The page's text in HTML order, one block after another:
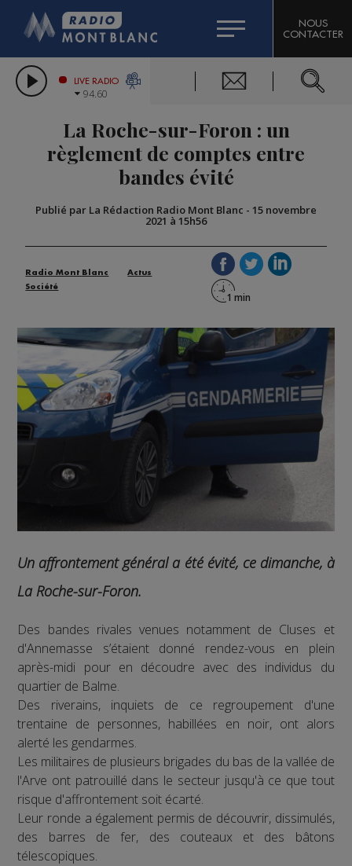
LES CHRONIQUES DE L'EXPERT
CITIZEN MACHINERY
GRAND MASSIF DOMAINES SKIABLES
BIGARD
COMPAGNIE DU MONT-BLANC
NOUS
CONTACTER
LIVE RADIO
94.60
La Roche-sur-Foron : un
règlement de comptes entre
bandes évité
Publié par La Rédaction Radio Mont Blanc - 15 novembre
2021 à 15h56
Radio Mont Blanc
Actus
Société
Un affrontement général a été évité, ce dimanche, à
La Roche-sur-Foron.
Des bandes rivales venues notamment de Cluses et
d'Annemasse s’étaient donné rendez-vous en plein
après-midi pour en découdre avec des individus du
quartier de Balme.
Des riverains, inquiets de ce regroupement d'une
trentaine de personnes, habillées en noir, ont alors
alerté les gendarmes.
Les militaires de plusieurs brigades du bas de la vallée de
l'Arve ont patrouillé dans le secteur jusqu'à ce que tout
risque d'affrontement soit écarté.
Leur ronde a également permis de découvrir, dissimulés,
des barres de fer, des couteaux et des bâtons
télescopiques.